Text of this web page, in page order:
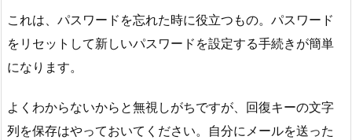
これは、パスワードを忘れた時に役立つもの。パスワード
をリセットして新しいパスワードを設定する手続きが簡単
になります。
よくわからないからと無視しがちですが、回復キーの文字
列を保存はやっておいてください。自分にメールを送った